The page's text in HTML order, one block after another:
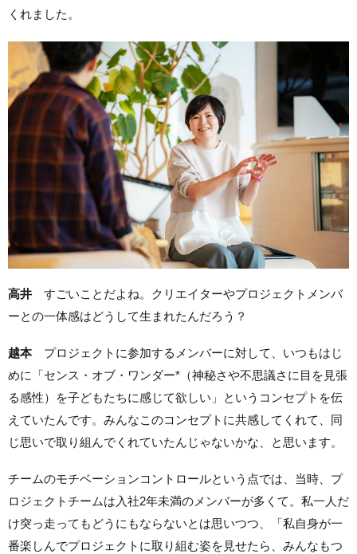
くれました。
高井 すごいことだよね。クリエイターやプロジェクトメンバ
ーとの一体感はどうして生まれたんだろう？
越本プロジェクトに参加するメンバーに対して、いつもはじ
めに「センス・オブ・ワンダー*（神秘さや不思議さに目を見張
る感性）を子どもたちに感じて欲しい」というコンセプトを伝
えていたんです。みんなこのコンセプトに共感してくれて、同
じ思いで取り組んでくれていたんじゃないかな、と思います。
チームのモチベーションコントロールという点では、当時、プ
ロジェクトチームは入社2年未満のメンバーが多くて。私一人だ
け突っ走ってもどうにもならないとは思いつつ、「私自身が一
番楽しんでプロジェクトに取り組む姿を見せたら、みんなもつ